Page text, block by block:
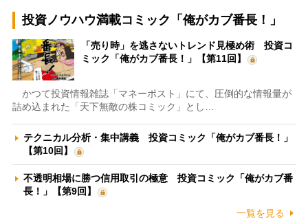
投資ノウハウ満載コミック「俺がカブ番長！」
「売り時」を逃さないトレンド見極め術 投資コ
ミック「俺がカブ番長！」【第11回】
かつて投資情報雑誌「マネーポスト」にて、圧倒的な情報量が
詰め込まれた「天下無敵の株コミック」とし…
テクニカル分析・集中講義 投資コミック「俺がカブ番長！」
【第10回】
不透明相場に勝つ信用取引の極意 投資コミック「俺がカブ番
長！」【第9回】
一覧を見る